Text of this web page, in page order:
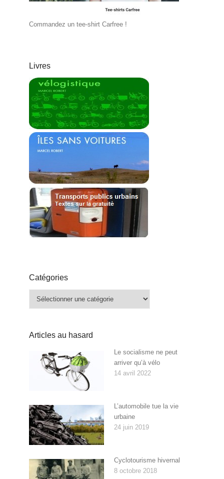
Commandez un tee-shirt Carfree !
Livres
Catégories
Articles au hasard
Le socialisme ne peut
arriver qu’à vélo
14 avril 2022
L’automobile tue la vie
urbaine
24 juin 2019
Cyclotourisme hivernal
8 octobre 2018